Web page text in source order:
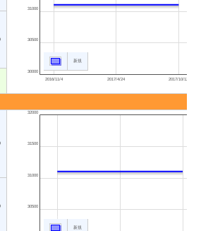
2016/11/4 2017/4/24 2017/10/12
30000
30500
31000
新規
30500
31000
31500
32000
新規